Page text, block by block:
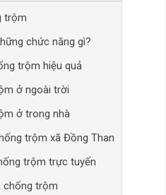
trộm
chức năng gì?
trộm hiệu quả
ở ngoài trời
ở trong nhà
trộm xã Đồng Than
trộm trực tuyến
chống trộm